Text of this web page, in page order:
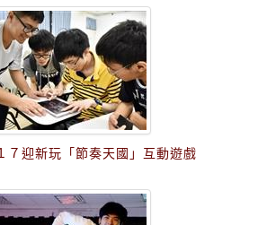
７迎新玩「節奏天國」互動遊戲